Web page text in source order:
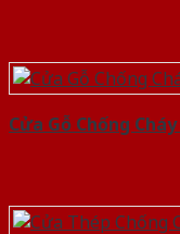
Cửa Gỗ Chống